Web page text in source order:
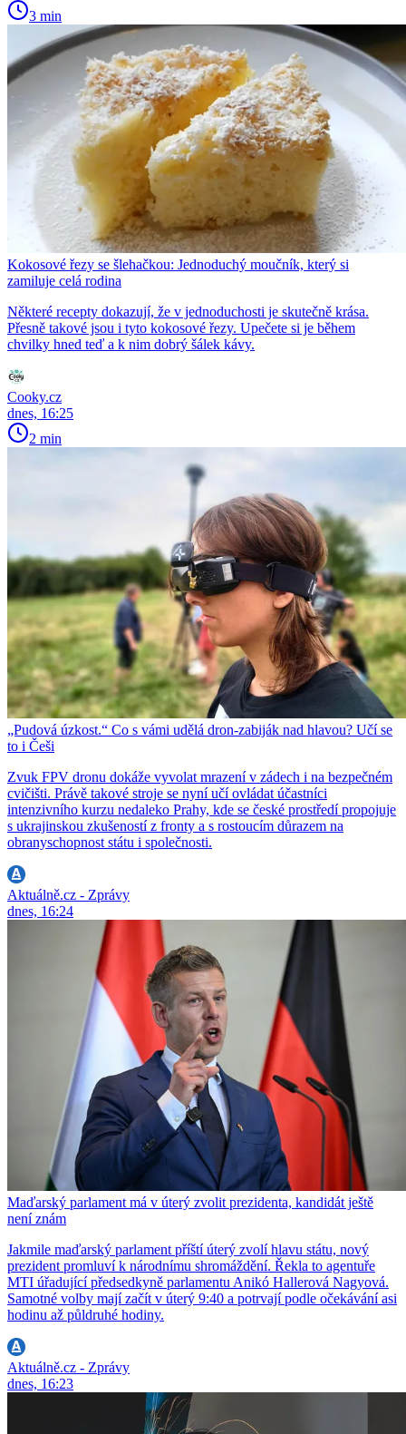
3 min
Kokosové řezy se šlehačkou: Jednoduchý moučník, který si
zamiluje celá rodina
Některé recepty dokazují, že v jednoduchosti je skutečně krása.
Přesně takové jsou i tyto kokosové řezy. Upečete si je během
chvilky hned teď a k nim dobrý šálek kávy.
Cooky.cz
dnes, 16:25
2 min
„Pudová úzkost.“ Co s vámi udělá dron-zabiják nad hlavou? Učí se
to i Češi
Zvuk FPV dronu dokáže vyvolat mrazení v zádech i na bezpečném
cvičišti. Právě takové stroje se nyní učí ovládat účastníci
intenzivního kurzu nedaleko Prahy, kde se české prostředí propojuje
s ukrajinskou zkušeností z fronty a s rostoucím důrazem na
obranyschopnost státu i společnosti.
Aktuálně.cz - Zprávy
dnes, 16:24
Maďarský parlament má v úterý zvolit prezidenta, kandidát ještě
není znám
Jakmile maďarský parlament příští úterý zvolí hlavu státu, nový
prezident promluví k národnímu shromáždění. Řekla to agentuře
MTI úřadující předsedkyně parlamentu Anikó Hallerová Nagyová.
Samotné volby mají začít v úterý 9:40 a potrvají podle očekávání asi
hodinu až půldruhé hodiny.
Aktuálně.cz - Zprávy
dnes, 16:23